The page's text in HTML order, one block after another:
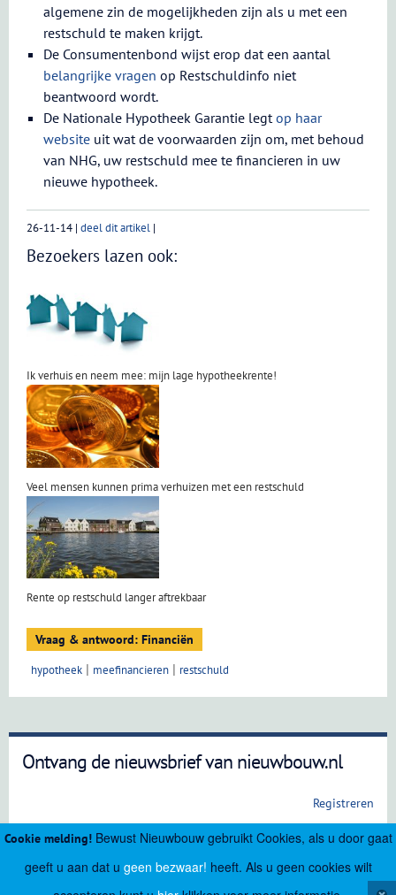
Cookie melding!Bewust Nieuwbouw gebruikt Cookies, als u door gaat
geeft u aan dat u geen bezwaar! heeft. Als u geen cookies wilt
algemene zin de mogelijkheden zijn als u met een
restschuld te maken krijgt.
De Consumentenbond wijst erop dat een aantal
belangrijke vragen op Restschuldinfo niet
beantwoord wordt.
De Nationale Hypotheek Garantie legtop haar
website uit wat de voorwaarden zijn om, met behoud
van NHG, uw restschuld mee te financieren in uw
nieuwe hypotheek.
26-11-14 | deel dit artikel |
Bezoekers lazen ook:
Ik verhuis en neem mee: mijn lage hypotheekrente!
Veel mensen kunnen prima verhuizen met een restschuld
Rente op restschuld langer aftrekbaar
Vraag & antwoord: Financiën
hypotheek meefinancieren restschuld
Ontvang de nieuwsbrief van nieuwbouw.nl
Registreren